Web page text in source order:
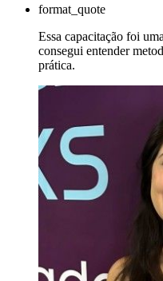
format_quote
Essa capacitação foi
consegui entender
prática.